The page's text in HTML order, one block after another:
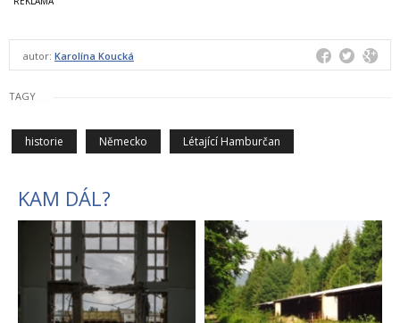
autor: Karolína Koucká
TAGY
historie Německo Létající Hamburčan
KAM DÁL?